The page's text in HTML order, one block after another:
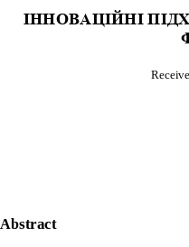
ІННОВАЦІЙНІ
Abstract